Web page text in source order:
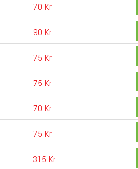
70 Kr
90 Kr
75 Kr
75 Kr
70 Kr
75 Kr
315 Kr